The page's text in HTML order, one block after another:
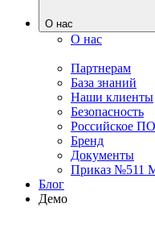
О нас
О нас
Партнерам
База знаний
Наши клиенты
Безопасность
Российское ПО
Бренд
Документы
Приказ №511
Блог
Демо